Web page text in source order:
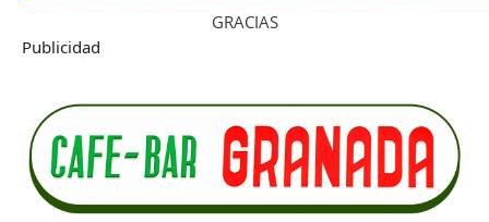
GRACIAS
Publicidad